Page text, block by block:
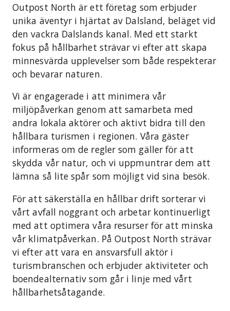
Outpost North är ett företag som erbjuder
unika äventyr i hjärtat av Dalsland, beläget vid
den vackra Dalslands kanal. Med ett starkt
fokus på hållbarhet strävar vi efter att skapa
minnesvärda upplevelser som både respekterar
och bevarar naturen.
Vi är engagerade i att minimera vår
miljöpåverkan genom att samarbeta med
andra lokala aktörer och aktivt bidra till den
hållbara turismen i regionen. Våra gäster
informeras om de regler som gäller för att
skydda vår natur, och vi uppmuntrar dem att
lämna så lite spår som möjligt vid sina besök.
För att säkerställa en hållbar drift sorterar vi
vårt avfall noggrant och arbetar kontinuerligt
med att optimera våra resurser för att minska
vår klimatpåverkan. På Outpost North strävar
vi efter att vara en ansvarsfull aktör i
turismbranschen och erbjuder aktiviteter och
boendealternativ som går i linje med vårt
hållbarhetsåtagande.